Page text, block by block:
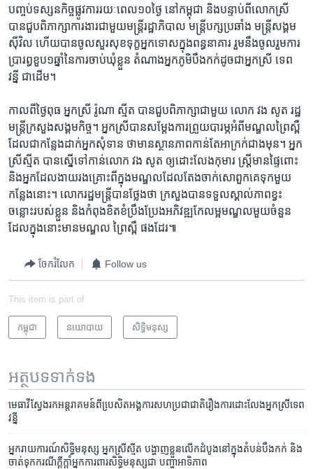
បញ្ចប់​ទស្សនកិច្ច​ផ្លូវការ​រយៈពេល​១០ថ្ងៃ​ ​នៅ​កម្ពុជា​ ​និង​បន្ទាប់​ពីលោកស្រី​
បាន​ជួប​ពិភាក្សា​ការងារ​ជាមួយ​មន្ត្រី​រដ្ឋាភិបាល​ ​មន្ត្រី​បក្ស​ប្រឆាំង​ ​មន្ត្រី​សង្គម​
ស៊ីវិល​ ​ហើយ​បាន​ចូល​សួរ​សុខទុក្ខ​អ្នកទោស​ក្នុង​ពន្ធនាគារ រួម​នឹង​ចូលរួម​ការ​
ប្រារព្ធ​ខួប​១ឆ្នាំ​នៃ​ការ​ចាប់​ឃុំ​ខ្លួន​ ​តំណាង​អ្នក​ភូមិ​បឹងកក់​ដូចជា​អ្នកស្រី​ ​ទេព
វន្នី​ ​ជា​ដើម។
កាលពី​ថ្ងៃ​ពុធ​ ​អ្នកស្រី​ ​រ៉ូណា ស្មីត​ ​បានជួប​ពិភាក្សាជាមួយ​ ​លោក​ ​វង សូត​ ​រដ្ឋ
មន្ត្រី​ក្រសួង​សង្គម​កិច្ច។​ ​អ្នកស្រី​បានសម្តែងការព្រួយ​បារម្ភអំពី​មណ្ឌល​ព្រៃស្ពឺ
ដែល​ជា​កន្លែង​ដាក់​អ្នក​សុំ​ទាន​ ​ថាមានស្ថានភាព​កាន់​តែ​អាក្រក់ជាង​មុន។​ ​អ្នក
ស្រីស្មីត​ ​បាន​ស្នើ​ទៅ​កាន់​លោក​ ​វង សូត​ ​ឲ្យ​ដោះ​លែង​កុមារ ស្រ្តី​មានផ្ទៃ​ពោះ​ ​
និង​អ្នក​ដែល​ងាយ​រងគ្រោះ​ពីក្នុង​មណ្ឌល​ដែល​តែង​ចាក់សោ​ពួកគេ​ទុក​មួយ​
កន្លែង​នោះ​។​ លោក​រដ្ឋ​មន្ត្រី​បាន​ថ្លែង​ថា​ ​ក្រសួង​បាន​ទទួល​ស្គាល់​ភាព​ខ្វះ​
ចន្លោះ​របស់​ខ្លួន​ ​និង​កំពុង​ខិត​ខំ​ប្រឹង​ប្រែងអភិវឌ្ឍកែ​លម្អ​មណ្ឌល​មួយ​ចំនួន​ ​
ដែលក្នុង​នោះ​មាន​មណ្ឌល​ ​ព្រៃស្ពឺ ​ផងដែរ៕​
ចែករំលែក Follow us
This item is part of
កម្ពុជា នយោបាយ សិទ្ធិ​មនុស្ស
អត្ថបទ​ទាក់ទង
មេធាវីស្វែងរកអន្តរាគមន៍ពីបេ្រសិតអង្គការសហប្រជាជាតិរឿងការដោះលែងអ្នកស្រីទេព
វន្នី
អ្នក​រាយការណ៍​សិទ្ធិ​មនុស្ស​ ​អ្នក​ស្រីស្មីត​ ​បង្ហាញ​ខ្លួន​លើក​ដំបូង​នៅ​ក្នុង​តំបន់​បឹងកក់​ ​និង​
ចាត់​ទុក​ករណី​ក្តីក្តាំ​អ្នក​ការពារ​សិទ្ធិ​មនុស្ស​ជា ​បញ្ហា​អាទិភាព